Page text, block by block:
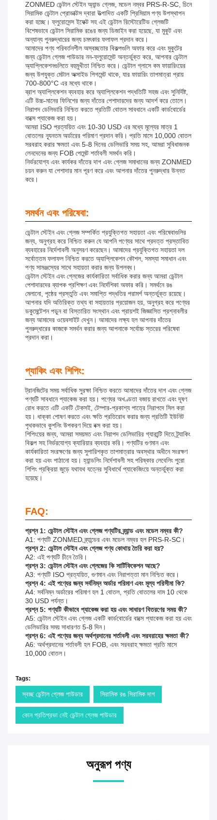
ZONMED ডেন্টাল স্টেইন অ্যান্ড গ্লেজ, মডেল নম্বর PRS-R-SC, চিনে
সিরামিক ডেন্টাল প্রোডাক্টস দ্বারা উত্পাদিত একটি প্রিমিয়াম পণ্য উপস্থাপন
করা হচ্ছে। ফ্লুরোসেন্স ইফেক্ট সহ এই ডেন্টাল রিস্টোরেটিভ গ্লেজটি
বিশেষভাবে ডেন্টাল সিরামিক রঙের জন্য ডিজাইন করা হয়েছে, যা মুকুট এবং
অন্যান্য পুনরুদ্ধারের জন্য চমৎকার ফলাফল প্রদান করে।
আমাদের পণ্য পরিবর্তনশীল অস্বচ্ছতার বিকল্পগুলি অফার করে এবং মুকুটের
জন্য ডেন্টাল গ্লেজ পাউডার নন-ফ্লুরোসেন্ট অন্তর্ভুক্ত করে, আপনার ডেন্টাল
অ্যাপ্লিকেশনগুলিতে বহুমুখীতা নিশ্চিত করে। ডেন্টাল গ্লাসে কম ফায়ারিংয়ের
জন্য উপযুক্ত মেটাল অক্সাইড পিগমেন্ট থাকে, যার ফায়ারিং তাপমাত্রা প্রায়
700-800°C এর মধ্যে থাকে।
ব্রাশ অ্যাপ্লিকেশন ব্যবহার করে অ্যাপ্লিকেশন পদ্ধতিটি সহজ এবং সুনির্দিষ্ট,
এটি উচ্চ-মানের ফিনিশের জন্য দাঁতের পেশাদারদের জন্য আদর্শ করে তোলে।
নিরাপদ ডেলিভারি নিশ্চিত করতে প্রতিটি বোতল সাবধানে একটি কার্ডবোর্ডের
বাক্সে প্যাকেজ করা হয়।
আমরা ISO প্রত্যয়িত এবং 10-30 USD এর মধ্যে মূল্যের মাত্র 1
বোতলের ন্যূনতম অর্ডারের পরিমাণ প্রদান করি। প্রতি মাসে 10,000 বোতল
সরবরাহ করার ক্ষমতা এবং 5-8 দিনের ডেলিভারি সময় সহ, আমরা সুবিধাজনক
লেনদেনের জন্য FOB পেমেন্ট শর্তাবলী সমর্থন করি।
নির্ভরযোগ্য এবং কার্যকর দাঁতের দাগ এবং গ্লেজ সমাধানের জন্য ZONMED
চয়ন করুন যা পেশাদার মান পূরণ করে এবং আপনার দাঁতের পুনরুদ্ধার উন্নত
করে।
সমর্থন এবং পরিষেবা:
ডেন্টাল স্টেইন এবং গ্লেজ সম্পর্কিত প্রযুক্তিগত সহায়তা এবং পরিষেবাগুলির
জন্য, অনুগ্রহ করে নিশ্চিত করুন যে আপনি পণ্যের সাথে প্রদত্ত প্রস্তাবিত
ব্যবহারের নির্দেশাবলী অনুসরণ করেছেন। আমাদের প্রযুক্তিগত সহায়তা দল
সর্বোত্তম ফলাফল নিশ্চিত করতে অ্যাপ্লিকেশন কৌশল, সমস্যা সমাধান এবং
পণ্য সামঞ্জস্যের সাথে সহায়তা করার জন্য উপলব্ধ।
ডেন্টাল স্টেইন এবং গ্লেজের কার্যকারিতা সর্বাধিক করার জন্য আমরা ডেন্টাল
পেশাদারদের ব্যাপক প্রশিক্ষণ এবং নির্দেশিকা অফার করি। সমর্থনে রঙ
মেলানো, পৃষ্ঠের প্রস্তুতি এবং সমাপ্তি পদ্ধতির পরামর্শ অন্তর্ভুক্ত রয়েছে।
আপনার যদি অতিরিক্ত তথ্য বা সহায়তার প্রয়োজন হয়, অনুগ্রহ করে পণ্যের
ডকুমেন্টেশন পড়ুন বা বিস্তারিত সংস্থান এবং প্রায়শই জিজ্ঞাসিত প্রশ্নাবলীর
জন্য আমাদের ওয়েবসাইট দেখুন। আমাদের লক্ষ্য হল আপনার দাঁতের
পুনরুদ্ধারের কাজকে সমর্থন করার জন্য আপনাকে সর্বোচ্চ স্তরের পরিষেবা
প্রদান করা।
প্যাকিং এবং শিপিং:
ট্রানজিটের সময় সর্বাধিক সুরক্ষা নিশ্চিত করতে আমাদের দাঁতের দাগ এবং গ্লেজ
পণ্যটি সাবধানে প্যাকেজ করা হয়। পণ্যের অখণ্ডতা বজায় রাখতে এবং দূষণ
রোধ করতে এটি একটি টেকসই, টেম্পার-প্রকাশ্য পাত্রে নিরাপদে সিল করা
হয়। ধাক্কা শোষণ করতে এবং ক্ষতি প্রতিরোধ করার জন্য প্রতিটি ইউনিট
পৃথকভাবে কুশনিং উপকরণ দিয়ে বক্স করা হয়।
শিপিংয়ের জন্য, আমরা সময়মত এবং নিরাপদ ডেলিভারির গ্যারান্টি দিতে ট্র্যাকিং
বিকল্প সহ নির্ভরযোগ্য ক্যারিয়ার ব্যবহার করি। পণ্যটির গুণমান এবং
কার্যকারিতা সংরক্ষণের জন্য সুপারিশকৃত তাপমাত্রার অবস্থার অধীনে সংরক্ষণ
করা হয় এবং পাঠানো হয়। হ্যান্ডলিং নির্দেশাবলী সহ পরিষ্কার লেবেলিং পুরো
শিপিং প্রক্রিয়া জুড়ে যথাযথ যত্নের সুবিধার্থে প্যাকেজিংয়ে অন্তর্ভুক্ত করা
হয়েছে।
FAQ:
প্রশ্ন 1: ডেন্টাল স্টেইন এবং গ্লেজ পণ্যটির ব্র্যান্ড এবং মডেল নম্বর কী?
A1: পণ্যটি ZONMED ব্র্যান্ডের এবং মডেল নম্বর হল PRS-R-SC।
প্রশ্ন 2: ডেন্টাল স্টেইন এবং গ্লেজ পণ্য কোথায় তৈরি করা হয়?
A2: এই পণ্যটি চীনে তৈরি।
প্রশ্ন 3: ডেন্টাল স্টেইন এবং গ্লেজের কি সার্টিফিকেশন আছে?
A3: পণ্যটি ISO প্রত্যয়িত, গুণমান এবং নিরাপত্তা মান নিশ্চিত করে।
প্রশ্ন 4: এই পণ্যের জন্য সর্বনিম্ন অর্ডার পরিমাণ এবং মূল্য পরিসীমা কি?
A4: সর্বনিম্ন অর্ডারের পরিমাণ হল 1 বোতল, প্রতি বোতলের দাম 10 থেকে
30 USD পর্যন্ত।
প্রশ্ন 5: পণ্যটি কীভাবে প্যাকেজ করা হয় এবং সাধারণ বিতরণের সময় কী?
A5: ডেন্টাল স্টেইন এবং গ্লেজ একটি কার্ডবোর্ডের বাক্সে প্যাকেজ করা হয় এবং
ডেলিভারির সময় সাধারণত 5-8 দিন।
প্রশ্ন 6: এই পণ্যের জন্য অর্থপ্রদানের শর্তাবলী এবং সরবরাহের ক্ষমতা কী?
A6: অর্থপ্রদানের শর্তাবলী হল FOB, এবং সরবরাহ ক্ষমতা প্রতি মাসে
10,000 বোতল।
Tags:
স্বচ্ছ ডেন্টাল গ্লেজ পাউডার সিরামিক রঙ সিরামিক দাগ
কোন প্রতিপ্রভা নেই ডেন্টাল গ্লেজ পাউডার
অনুরূপ পণ্য